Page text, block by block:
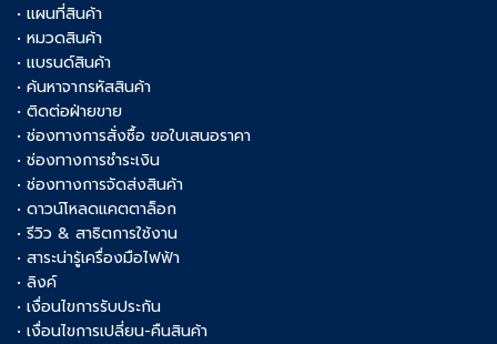
• แผนที่สินค้า
• หมวดสินค้า
• แบรนด์สินค้า
• ค้นหาจากรหัสสินค้า
• ติดต่อฝ่ายขาย
• ช่องทางการสั่งซื้อ ขอใบเสนอราคา
• ช่องทางการชำระเงิน
• ช่องทางการจัดส่งสินค้า
• ดาวน์โหลดแคตตาล็อก
• รีวิว & สาธิตการใช้งาน
• สาระน่ารู้เครื่องมือไฟฟ้า
• ลิงค์
• เงื่อนไขการรับประกัน
• เงื่อนไขการเปลี่ยน-คืนสินค้า